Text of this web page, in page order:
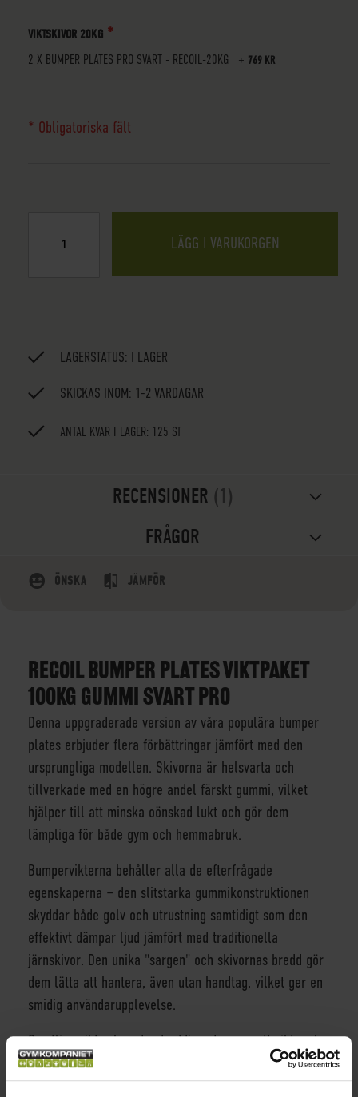
VIKTSKIVOR 20KG
2 X BUMPER PLATES PRO SVART - RECOIL-20KG
+ 769 KR
* Obligatoriska fält
LÄGG I VARUKORGEN
LAGERSTATUS: I LAGER
SKICKAS INOM: 1-2 VARDAGAR
ANTAL KVAR I LAGER: 125 ST
RECENSIONER 1
FRÅGOR
ÖNSKA JÄMFÖR
RECOIL BUMPER PLATES VIKTPAKET
100KG GUMMI SVART PRO
Denna uppgraderade version av våra populära bumper
plates erbjuder flera förbättringar jämfört med den
ursprungliga modellen. Skivorna är helsvarta och
tillverkade med en högre andel färskt gummi, vilket
hjälper till att minska oönskad lukt och gör dem
lämpliga för både gym och hemmabruk.
Bumpervikterna behåller alla de efterfrågade
egenskaperna – den slitstarka gummikonstruktionen
skyddar både golv och utrustning samtidigt som den
effektivt dämpar ljud jämfört med traditionella
järnskivor. Den unika "sargen" och skivornas bredd gör
dem lätta att hantera, även utan handtag, vilket ger en
smidig användarupplevelse.
Samtliga vikter har standarddiameter oavsett vikt, och
Pro-modellen erbjuder en imponerande vikttolerans på
+/- 0,7 %, vilket säkerställer exakt vikt och hög